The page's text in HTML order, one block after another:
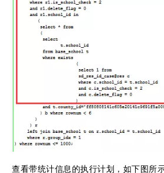
查看带统计信息的执行计划，如下图所示